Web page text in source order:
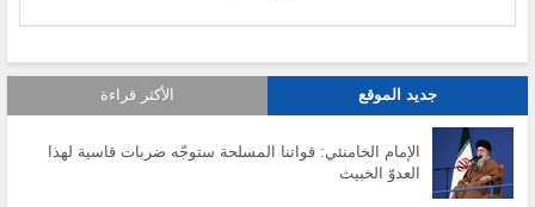
جديد الموقع الأكثر قراءة
الإمام الخامنئي: قواتنا المسلحة ستوجّه ضربات قاسية لهذا
العدوّ الخبيث